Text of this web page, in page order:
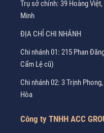
Trụ sở chính: 39 Hoàng
Minh
ĐỊA CHỈ CHI NHÁNH
Chi nhánh 01: 215 Phan
Cẩm Lệ cũ)
Chi nhánh 02: 3 Trịnh
Hòa
Công ty TNHH ACC